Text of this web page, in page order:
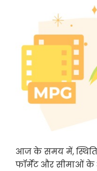
आज के समय में, स्थिति
फॉर्मेट और सीमाओं के